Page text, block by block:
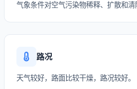
气象条件对空气污染物稀释、扩散和清
路况
天气较好，路面比较干燥，路况较好。